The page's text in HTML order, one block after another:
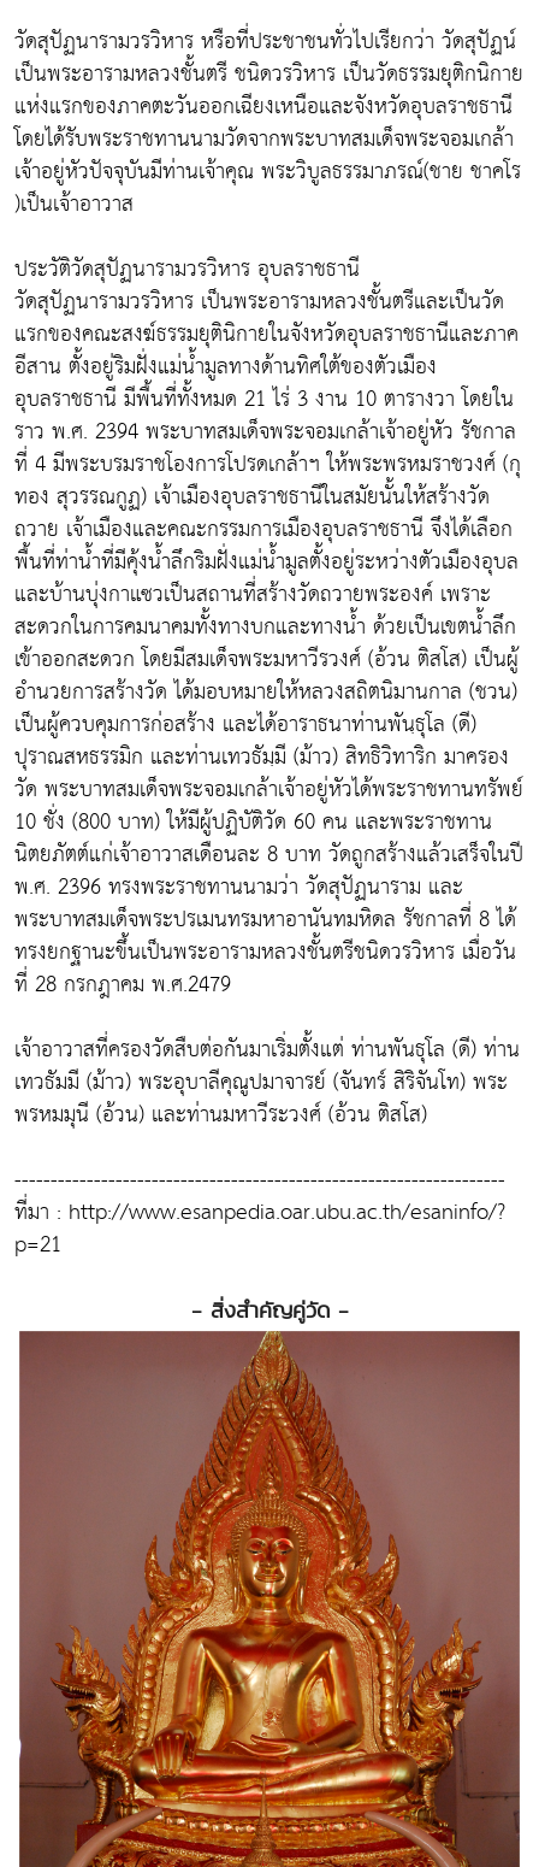
วัดสุปัฏนารามวรวิหาร หรือที่ประชาชนทั่วไปเรียกว่า วัดสุปัฏน์
เป็นพระอารามหลวงชั้นตรี ชนิดวรวิหาร เป็นวัดธรรมยุติกนิกาย
แห่งแรกของภาคตะวันออกเฉียงเหนือและจังหวัดอุบลราชธานี
โดยได้รับพระราชทานนามวัดจากพระบาทสมเด็จพระจอมเกล้า
เจ้าอยู่หัวปัจจุบันมีท่านเจ้าคุณ พระวิบูลธรรมาภรณ์(ชาย ชาคโร
)เป็นเจ้าอาวาส
ประวัติวัดสุปัฏนารามวรวิหาร อุบลราชธานี
วัดสุปัฏนารามวรวิหาร เป็นพระอารามหลวงชั้นตรีและเป็นวัด
แรกของคณะสงฆ์ธรรมยุตินิกายในจังหวัดอุบลราชธานีและภาค
อีสาน ตั้งอยู่ริมฝั่งแม่น้ำมูลทางด้านทิศใต้ของตัวเมือง
อุบลราชธานี มีพื้นที่ทั้งหมด 21 ไร่ 3 งาน 10 ตารางวา โดยใน
ราว พ.ศ. 2394 พระบาทสมเด็จพระจอมเกล้าเจ้าอยู่หัว รัชกาล
ที่ 4 มีพระบรมราชโองการโปรดเกล้าฯ ให้พระพรหมราชวงศ์ (กุ
ทอง สุวรรณกูฏ) เจ้าเมืองอุบลราชธานีในสมัยนั้นให้สร้างวัด
ถวาย เจ้าเมืองและคณะกรรมการเมืองอุบลราชธานี จึงได้เลือก
พื้นที่ท่าน้ำที่มีคุ้งน้ำลึกริมฝั่งแม่น้ำมูลตั้งอยู่ระหว่างตัวเมืองอุบล
และบ้านบุ่งกาแซวเป็นสถานที่สร้างวัดถวายพระองค์ เพราะ
สะดวกในการคมนาคมทั้งทางบกและทางน้ำ ด้วยเป็นเขตน้ำลึก
เข้าออกสะดวก โดยมีสมเด็จพระมหาวีรวงศ์ (อ้วน ติสโส) เป็นผู้
อำนวยการสร้างวัด ได้มอบหมายให้หลวงสถิตนิมานกาล (ชวน)
เป็นผู้ควบคุมการก่อสร้าง และได้อาราธนาท่านพันฺธุโล (ดี)
ปุราณสหธรรมิก และท่านเทวธัมฺมี (ม้าว) สิทธิวิทาริก มาครอง
วัด พระบาทสมเด็จพระจอมเกล้าเจ้าอยู่หัวได้พระราชทานทรัพย์
10 ชั่ง (800 บาท) ให้มีผู้ปฏิบัติวัด 60 คน และพระราชทาน
นิตยภัตต์แก่เจ้าอาวาสเดือนละ 8 บาท วัดถูกสร้างแล้วเสร็จในปี
พ.ศ. 2396 ทรงพระราชทานนามว่า วัดสุปัฏนาราม และ
พระบาทสมเด็จพระปรเมนทรมหาอานันทมหิดล รัชกาลที่ 8 ได้
ทรงยกฐานะขึ้นเป็นพระอารามหลวงชั้นตรีชนิดวรวิหาร เมื่อวัน
ที่ 28 กรกฎาคม พ.ศ.​2479
เจ้าอาวาสที่ครองวัดสืบต่อกันมาเริ่มตั้งแต่ ท่านพันธุโล (ดี) ท่าน
เทวธัมมี (ม้าว) พระอุบาลีคุณูปมาจารย์ (จันทร์ สิริจันโท) พระ
พรหมมุนี (อ้วน) และท่านมหาวีระวงศ์ (อ้วน ติสโส)
--------------------------------------------------------------------
ที่มา : http://www.esanpedia.oar.ubu.ac.th/esaninfo/?
p=21
- สิ่งสำคัญคู่วัด -